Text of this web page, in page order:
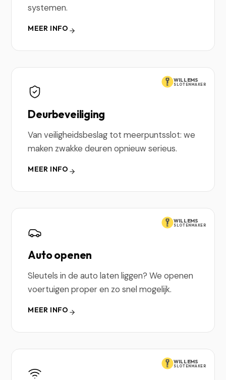
systemen.
MEER INFO
WILLEMS
SLOTENMAKER
Deurbeveiliging
Van veiligheidsbeslag tot meerpuntsslot: we
maken zwakke deuren opnieuw serieus.
MEER INFO
WILLEMS
SLOTENMAKER
Auto openen
Sleutels in de auto laten liggen? We openen
voertuigen proper en zo snel mogelijk.
MEER INFO
WILLEMS
SLOTENMAKER